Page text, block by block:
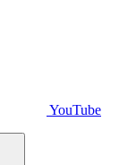
YouTube